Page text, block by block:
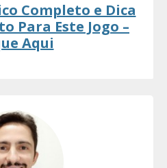
Completo e Dica
Para Este Jogo –
Aqui